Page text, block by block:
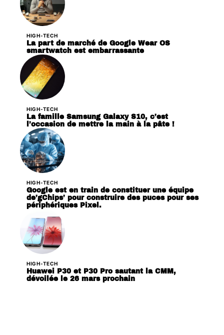
HIGH-TECH
La part de marché de Google Wear OS
smartwatch est embarrassante
HIGH-TECH
La famille Samsung Galaxy S10, c’est
l’occasion de mettre la main à la pâte !
HIGH-TECH
Google est en train de constituer une équipe
de’gChips’ pour construire des puces pour ses
périphériques Pixel.
HIGH-TECH
Huawei P30 et P30 Pro sautant la CMM,
dévoilée le 26 mars prochain